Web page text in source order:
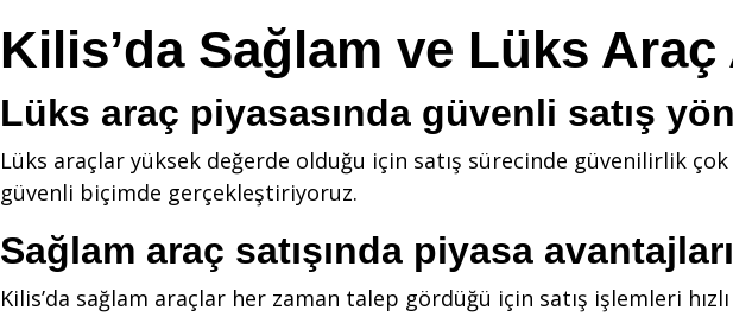
Kilis’da Sağlam ve Lüks Araç
Lüks araç piyasasında güvenli satış
Lüks araçlar yüksek değerde olduğu için satış sürecinde güvenilirlik
güvenli biçimde gerçekleştiriyoruz.
Sağlam araç satışında piyasa avantajları
Kilis’da sağlam araçlar her zaman talep gördüğü için satış işlemleri